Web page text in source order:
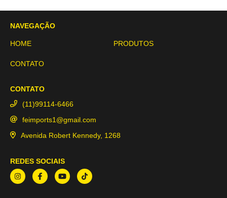
NAVEGAÇÃO
HOME PRODUTOS
CONTATO
CONTATO
(11)99114-6466
feimports1@gmail.com
Avenida Robert Kennedy, 1268
REDES SOCIAIS